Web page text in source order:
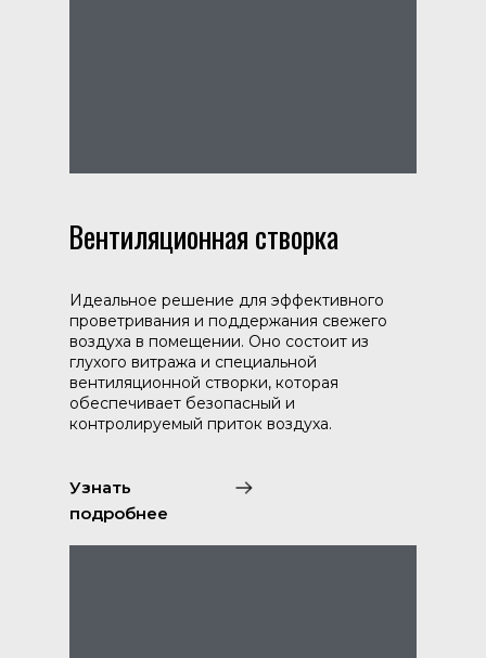
Узнать
подробнее
Идеальное решение для эффективного
проветривания и поддержания свежего
воздуха в помещении. Оно состоит из
глухого витража и специальной
вентиляционной створки, которая
обеспечивает безопасный и
контролируемый приток воздуха.
Вентиляционная створка